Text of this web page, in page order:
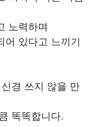
노력하며
있다고 느끼기
경 쓰지 않을 만
똑똑합니다.